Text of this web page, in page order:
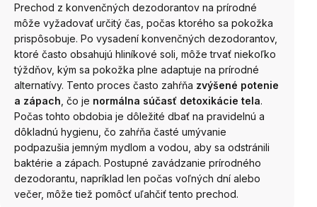
Prechod z konvenčných dezodorantov na prírodné
môže vyžadovať určitý čas, počas ktorého sa pokožka
prispôsobuje. Po vysadení konvenčných dezodorantov,
ktoré často obsahujú hliníkové soli, môže trvať niekoľko
týždňov, kým sa pokožka plne adaptuje na prírodné
alternatívy. Tento proces často zahŕňa zvýšené potenie
a zápach, čo je normálna súčasť detoxikácie tela.
Počas tohto obdobia je dôležité dbať na pravidelnú a
dôkladnú hygienu, čo zahŕňa časté umývanie
podpazušia jemným mydlom a vodou, aby sa odstránili
baktérie a zápach. Postupné zavádzanie prírodného
dezodorantu, napríklad len počas voľných dní alebo
večer, môže tiež pomôcť uľahčiť tento prechod.